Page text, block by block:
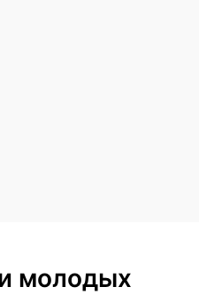
молодых